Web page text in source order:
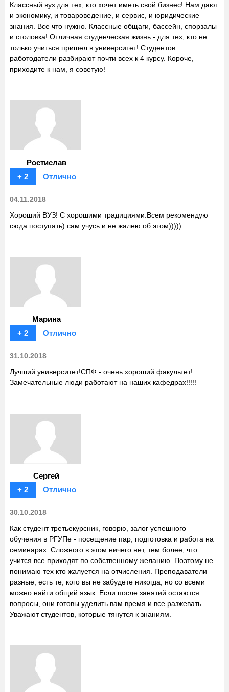
Классный вуз для тех, кто хочет иметь свой бизнес! Нам дают
и экономику, и товароведение, и сервис, и юридические
знания. Все что нужно. Классные общаги, бассейн, спорзалы
и столовка! Отличная студенческая жизнь - для тех, кто не
только учиться пришел в университет! Студентов
работодатели разбирают почти всех к 4 курсу. Короче,
приходите к нам, я советую!
Ростислав
+ 2
Отлично
04.11.2018
Хороший ВУЗ! С хорошими традициями.Всем рекомендую
сюда поступать) сам учусь и не жалею об этом)))))
Марина
+ 2
Отлично
31.10.2018
Лучший университет!СПФ - очень хороший факультет!
Замечательные люди работают на наших кафедрах!!!!!
Сергей
+ 2
Отлично
30.10.2018
Как студент третьекурсник, говорю, залог успешного
обучения в РГУПе - посещение пар, подготовка и работа на
семинарах. Сложного в этом ничего нет, тем более, что
учится все приходят по собственному желанию. Поэтому не
понимаю тех кто жалуется на отчисления. Преподаватели
разные, есть те, кого вы не забудете никогда, но со всеми
можно найти общий язык. Если после занятий остаются
вопросы, они готовы уделить вам время и все разжевать.
Уважают студентов, которые тянутся к знаниям.